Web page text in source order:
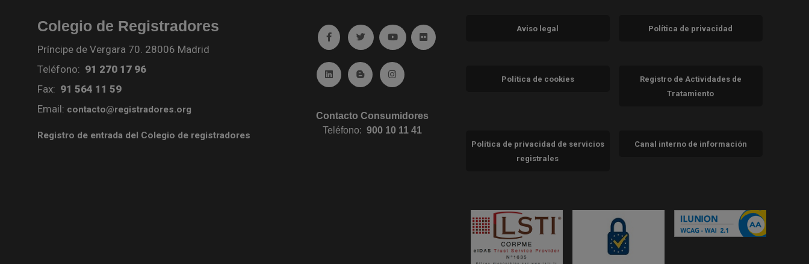
Colegio de Registradores
Príncipe de Vergara 70. 28006 Madrid
Teléfono: 91 270 17 96
Fax: 91 564 11 59
Email: contacto@registradores.org
Registro de entrada del Colegio de registradores
Ir a facebook (abre en ventana nueva)
Ir a twitter (abre en ventana nueva)
Ir a YouTube (abre en ventana nueva)
Ir a Flickr (abre en ventana nueva)
Ir a Linkedin (abre en ventana nueva)
Ir al Blog (abre en ventana nueva)
Ir a Instagram (abre en ventana nueva)
Contacto Consumidores
Teléfono:900 10 11 41
Aviso legal Política de privacidad
Política de cookies
Registro de Actividades de
Tratamiento
Política de privacidad de servicios
registrales
Canal interno de información